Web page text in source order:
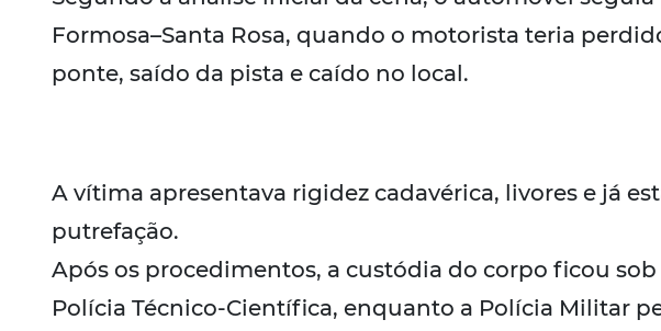
Formosa–Santa Rosa, quando o motorista teria
ponte, saído da pista e caído no local.
A vítima apresentava rigidez cadavérica, livores e já
putrefação.
Após os procedimentos, a custódia do corpo ficou
Polícia Técnico-Científica, enquanto a Polícia Militar